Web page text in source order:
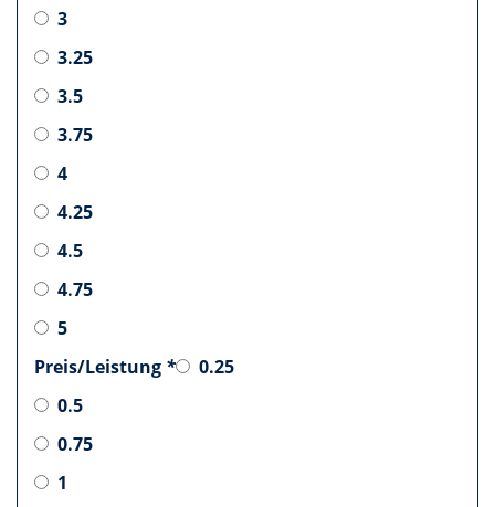
3
3.25
3.5
3.75
4
4.25
4.5
4.75
5
Preis/Leistung *
0.25
0.5
0.75
1